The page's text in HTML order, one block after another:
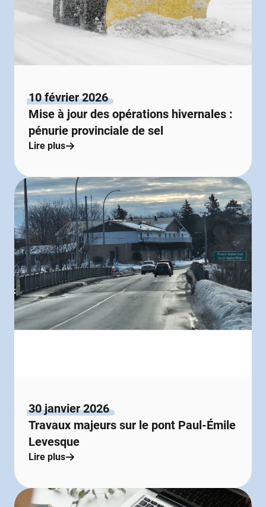
10 février 2026
Mise à jour des opérations hivernales :
pénurie provinciale de sel
Lire plus
30 janvier 2026
Travaux majeurs sur le pont Paul-Émile
Levesque
Lire plus